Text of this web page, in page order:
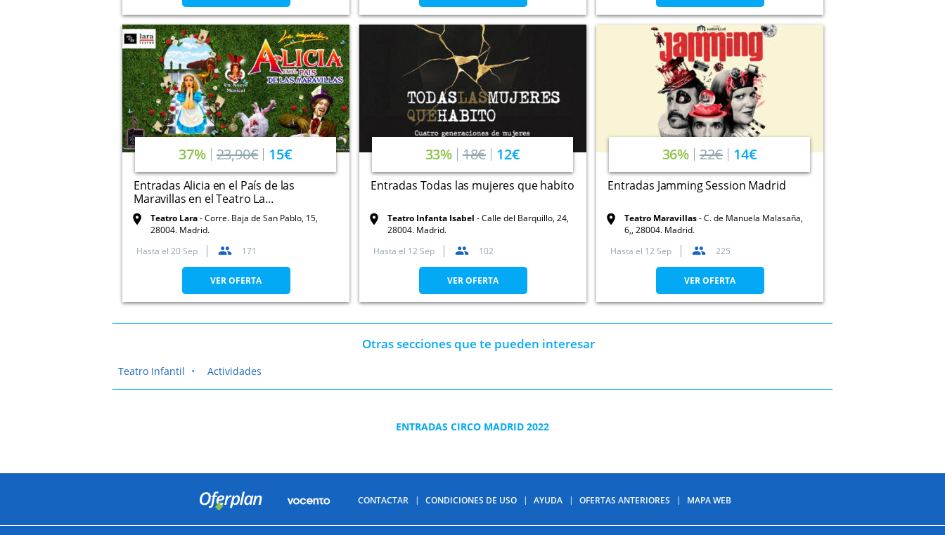
37% 23,90€ 15€
Entradas Alicia en el País de las
Maravillas en el Teatro La...
Teatro Lara Corre. Baja de San Pablo, 15,
28004. Madrid.
Hasta el 20 Sep 171
VER OFERTA
33% 18€ 12€
Entradas Todas las mujeres que habito
Teatro Infanta Isabel
Calle del Barquillo, 24,
28004. Madrid.
Hasta el 12 Sep 102
VER OFERTA
36% 22€ 14€
Entradas Jamming Session Madrid
Teatro Maravillas C. de Manuela Malasaña,
6,, 28004. Madrid.
Hasta el 12 Sep 225
VER OFERTA
Otras secciones que te pueden interesar
Teatro Infantil Actividades
ENTRADAS CIRCO MADRID 2022
CONTACTAR CONDICIONES DE USO AYUDA OFERTAS ANTERIORES MAPA WEB